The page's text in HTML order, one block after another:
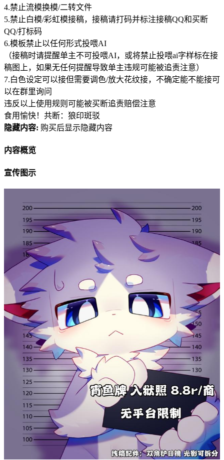
4.禁止流模换模/二转文件
5.禁止白模/彩虹模接稿，接稿请打码并标注接稿QQ和买断
QQ/打标码
6.模板禁止以任何形式投喂AI
（接稿时请提醒单主不可投喂AI，或将禁止投喂ai字样标在接
稿图上，如果无任何提醒导致单主违规可能被追责注意）
7.白色设定可以接但需要调色/放大花纹接，不确定能不能接可
以在群里询问
违反以上使用规则可能被买断追责赔偿注意
食用愉快！共断：狼印斑驳
隐藏内容: 购买后显示隐藏内容
内容概览
宣传图示